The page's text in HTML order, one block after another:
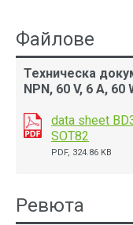
Файлове
Техническа
NPN, 60 V, 6 A, 60
data sheet
SOT82
PDF, 324.86 KB
Ревюта